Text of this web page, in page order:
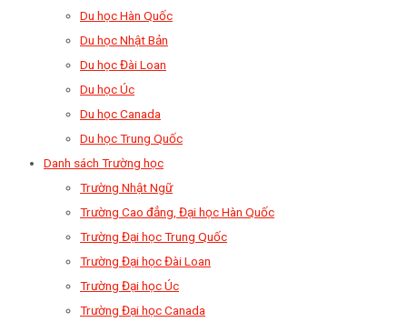
Du học Hàn Quốc
Du học Nhật Bản
Du học Đài Loan
Du học Úc
Du học Canada
Du học Trung Quốc
Danh sách Trường học
Trường Nhật Ngữ
Trường Cao đẳng, Đại học Hàn Quốc
Trường Đại học Trung Quốc
Trường Đại học Đài Loan
Trường Đại học Úc
Trường Đại học Canada